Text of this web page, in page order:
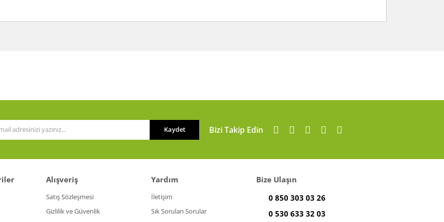
Kaydet Bizi Takip Edin
Alışveriş
Satış Sözleşmesi
Gizlilik ve Güvenlik
Yardım
İletişim
Sık Sorulan Sorular
Bize Ulaşın
0 850 303 03 26
0 530 633 32 03